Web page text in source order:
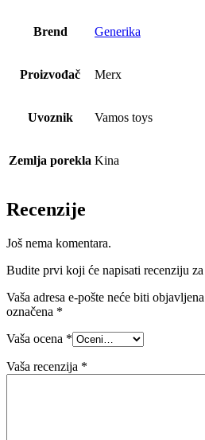
Brend Generika
Proizvođač Merx
Uvoznik Vamos toys
Zemlja porekla Kina
Recenzije
Još nema komentara.
Budite prvi koji će napisati recenziju
Vaša adresa e-pošte neće biti
označena *
Vaša ocena *
Vaša recenzija *